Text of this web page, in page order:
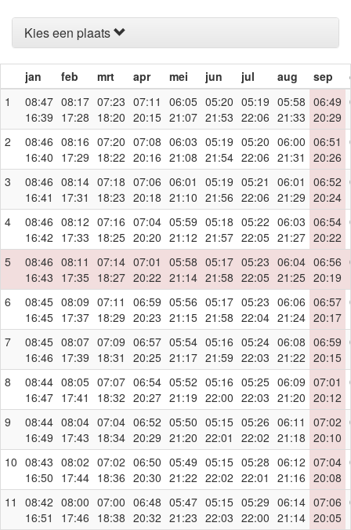
Kies een plaats
jan feb mrt apr mei jun jul aug sep
1
08:47
16:39
08:17
17:28
07:23
18:20
07:11
20:15
06:05
21:07
05:20
21:53
05:19
22:06
05:58
21:33
06:49
20:29
2
08:46
16:40
08:16
17:29
07:20
18:22
07:08
20:16
06:03
21:08
05:19
21:54
05:20
22:06
06:00
21:31
06:51
20:26
3
08:46
16:41
08:14
17:31
07:18
18:23
07:06
20:18
06:01
21:10
05:19
21:56
05:21
22:06
06:01
21:29
06:52
20:24
4
08:46
16:42
08:12
17:33
07:16
18:25
07:04
20:20
05:59
21:12
05:18
21:57
05:22
22:05
06:03
21:27
06:54
20:22
5
08:46
16:43
08:11
17:35
07:14
18:27
07:01
20:22
05:58
21:14
05:17
21:58
05:23
22:05
06:04
21:25
06:56
20:19
6
08:45
16:45
08:09
17:37
07:11
18:29
06:59
20:23
05:56
21:15
05:17
21:58
05:23
22:04
06:06
21:24
06:57
20:17
7
08:45
16:46
08:07
17:39
07:09
18:31
06:57
20:25
05:54
21:17
05:16
21:59
05:24
22:03
06:08
21:22
06:59
20:15
8
08:44
16:47
08:05
17:41
07:07
18:32
06:54
20:27
05:52
21:19
05:16
22:00
05:25
22:03
06:09
21:20
07:01
20:12
9
08:44
16:49
08:04
17:43
07:04
18:34
06:52
20:29
05:50
21:20
05:15
22:01
05:26
22:02
06:11
21:18
07:02
20:10
10 08:43
16:50
08:02
17:44
07:02
18:36
06:50
20:30
05:49
21:22
05:15
22:02
05:28
22:01
06:12
21:16
07:04
20:08
11
08:42
16:51
08:00
17:46
07:00
18:38
06:48
20:32
05:47
21:23
05:15
22:03
05:29
22:00
06:14
21:14
07:06
20:05